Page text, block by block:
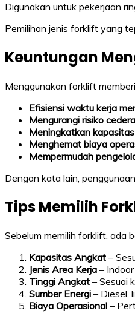
Digunakan untuk pekerjaan
Pemilihan jenis forklift yang
Keuntungan
Menggunakan forklift
Efisiensi waktu kerja
Mengurangi risiko
Meningkatkan
Menghemat biaya
Mempermudah
Dengan kata lain, penggunaan
Tips Memilih
Sebelum memilih forklift, ada
Kapasitas Angkat –
Jenis Area Kerja –
Tinggi Angkat – Sesuai
Sumber Energi – Diesel,
Biaya Operasional –